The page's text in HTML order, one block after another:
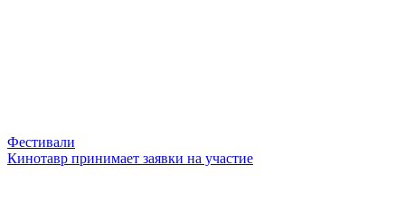
Фестивали
Кинотавр принимает заявки на участие